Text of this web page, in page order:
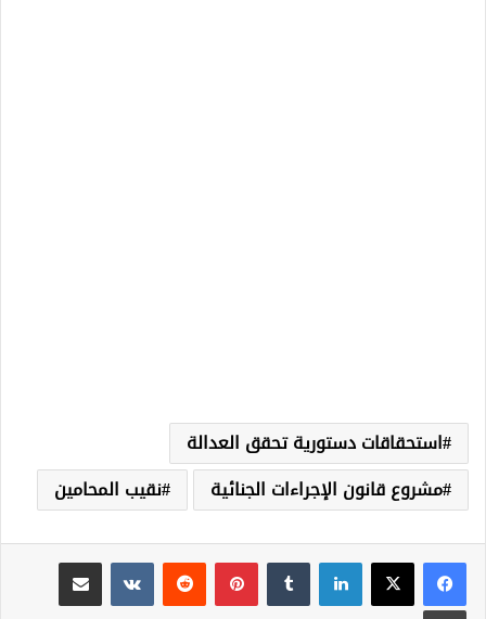
استحقاقات دستورية تحقق العدالة
مشروع قانون الإجراءات الجنائية
نقيب المحامين
لينكدإن بينتيريست